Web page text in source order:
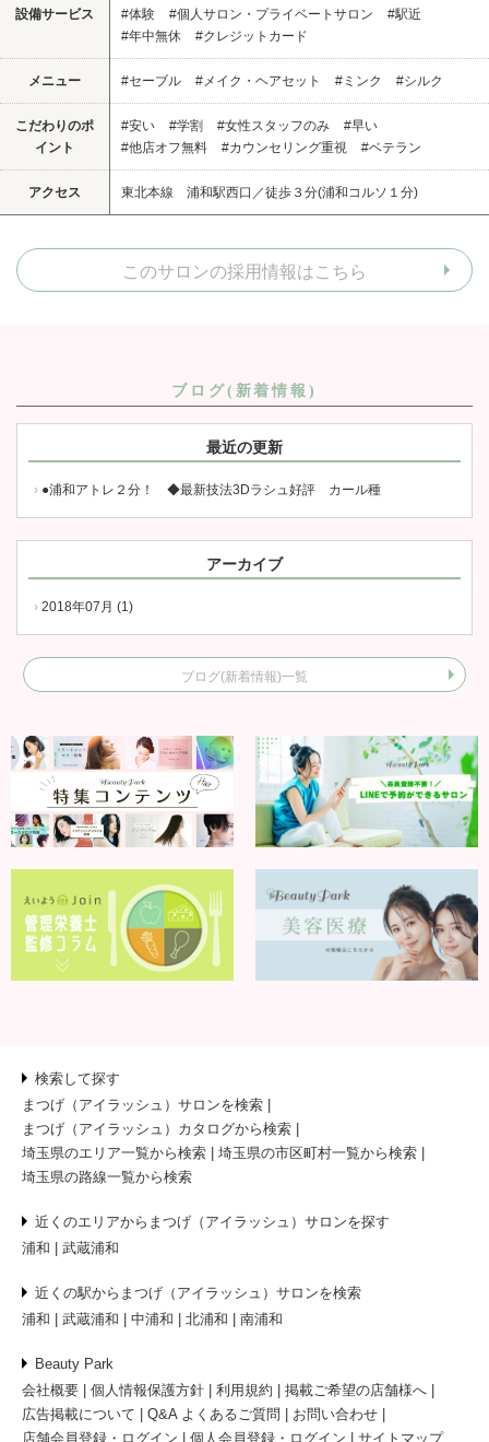
設備サービス #体験 #個人サロン・プライベートサロン
#駅近
#年中無休
#クレジットカード
メニュー #セーブル #メイク・ヘアセット #ミンク #シルク
こだわりのポ
イント
#安い #学割 #女性スタッフのみ
#早い
#他店オフ無料
#カウンセリング重視 #ベテラン
アクセス 東北本線 浦和駅西口／徒歩３分(浦和コルソ１分)
このサロンの採用情報はこちら
ブログ(新着情報)
最近の更新
●浦和アトレ２分！ ◆最新技法3Dラシュ好評 カール種
アーカイブ
2018年07月 (1)
ブログ(新着情報)一覧
検索して探す
まつげ（アイラッシュ）サロンを検索
まつげ（アイラッシュ）カタログから検索
埼玉県のエリア一覧から検索
埼玉県の市区町村一覧から検索
埼玉県の路線一覧から検索
近くのエリアからまつげ（アイラッシュ）サロンを探す
浦和
武蔵浦和
近くの駅からまつげ（アイラッシュ）サロンを検索
浦和
武蔵浦和 中浦和 北浦和 南浦和
Beauty Park
会社概要
個人情報保護方針 利用規約
掲載ご希望の店舗様へ
広告掲載について
Q&A よくあるご質問
お問い合わせ
店舗会員登録・ログイン
個人会員登録・ログイン サイトマップ